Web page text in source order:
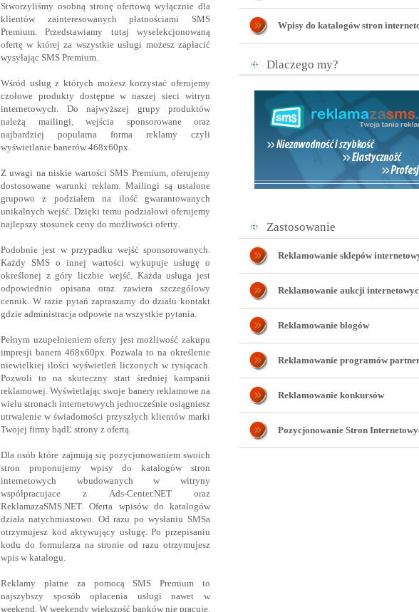
Stworzyliśmy osobną stronę ofertową wyłącznie dla
klientów zainteresowanych płatnościami SMS
Premium. Przedstawiamy tutaj wyselekcjonowaną
ofertę w której za wszystkie usługi możesz zapłacić
wysyłając SMS Premium.
Wśród usług z których możesz korzystać oferujemy
czołowe produkty dostępne w naszej sieci witryn
internetowych. Do najwyższej grupy produktów
należą mailingi, wejścia sponsorowane oraz
najbardziej popularna forma reklamy czyli
wyświetlanie banerów 468x60px.
Z uwagi na niskie wartości SMS Premium, oferujemy
dostosowane warunki reklam. Mailingi są ustalone
grupowo z podziałem na ilość gwarantowanych
unikalnych wejść. Dzięki temu podziałowi oferujemy
najlepszy stosunek ceny do możliwości oferty.
Podobnie jest w przypadku wejść sponsorowanych.
Każdy SMS o innej wartości wykupuje usługę o
określonej z góry liczbie wejść. Każda usługa jest
odpowiednio opisana oraz zawiera szczegółowy
cennik. W razie pytań zapraszamy do działu kontakt
gdzie administracja odpowie na wszystkie pytania.
Pełnym uzupełnieniem oferty jest możliwość zakupu
impresji banera 468x60px. Pozwala to na określenie
niewielkiej ilości wyświetleń liczonych w tysiącach.
Pozwoli to na skuteczny start średniej kampanii
reklamowej. Wyświetlając swoje banery reklamowe na
wielu stronach internetowych jednocześnie osiągniesz
utrwalenie w świadomości przyszłych klientów marki
Twojej firmy bądĽ strony z ofertą.
Dla osób które zajmują się pozycjonowaniem swoich
stron proponujemy wpisy do katalogów stron
internetowych wbudowanych w witryny
współpracujace z Ads-Center.NET oraz
ReklamazaSMS.NET. Oferta wpisów do katalogów
działa natychmiastowo. Od razu po wysłaniu SMSa
otrzymujesz kod aktywujący usługę. Po przepisaniu
kodu do formularza na stronie od razu otrzymujesz
wpis w katalogu.
Reklamy płatne za pomocą SMS Premium to
najszybszy sposób opłacenia usługi nawet w
weekend. W weekendy większość banków nie pracuje.
Wpisy do katalogów stron
Dlaczego my?
Zastosowanie
Reklamowanie sklepów
Reklamowanie aukcji
Reklamowanie blogów
Reklamowanie programów
Reklamowanie konkursów
Pozycjonowanie Stron